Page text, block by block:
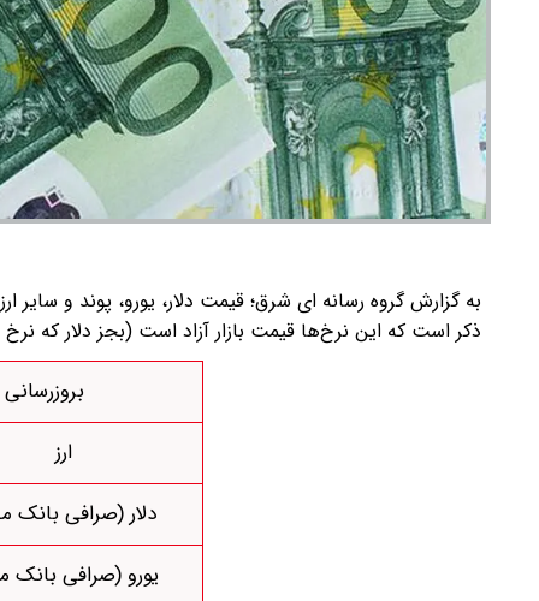
ذکر است که این نرخ‌ها قیمت بازار آزاد است (بجز دلار که
بروزرسانی
ارز
دلار (صرافی بانک
یورو (صرافی بانک